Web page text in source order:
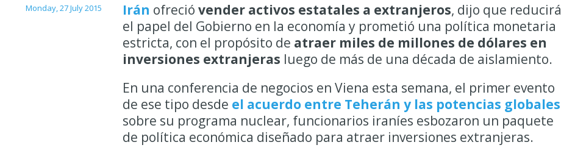
Monday, 27 July 2015 Irán ofreció vender activos estatales a extranjeros, dijo que reducirá
el papel del Gobierno en la economía y prometió una política monetaria
estricta, con el propósito de atraer miles de millones de dólares en
inversiones extranjeras luego de más de una década de aislamiento.
En una conferencia de negocios en Viena esta semana, el primer evento
de ese tipo desde el acuerdo entre Teherán y las potencias globales
sobre su programa nuclear, funcionarios iraníes esbozaron un paquete
de política económica diseñado para atraer inversiones extranjeras.